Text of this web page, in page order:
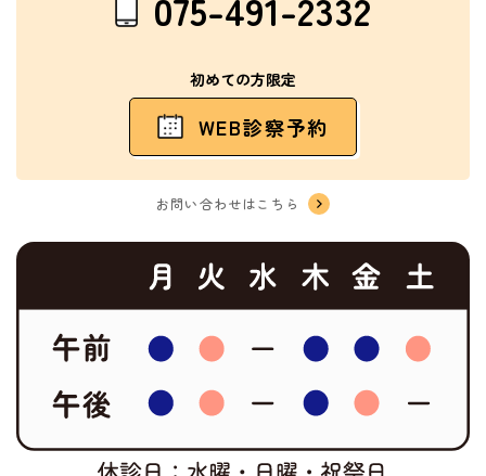
初めての方限定
WEB診察予約
お問い合わせはこちら